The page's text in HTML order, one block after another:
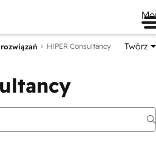
HIPER Consultancy Twórz